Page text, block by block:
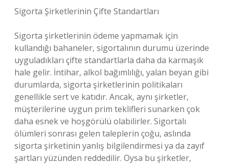
Sigorta Şirketlerinin Çifte Standartları
Sigorta şirketlerinin ödeme yapmamak için
kullandığı bahaneler, sigortalının durumu üzerinde
uyguladıkları çifte standartlarla daha da karmaşık
hale gelir. İntihar, alkol bağımlılığı, yalan beyan gibi
durumlarda, sigorta şirketlerinin politikaları
genellikle sert ve katıdır. Ancak, aynı şirketler,
müşterilerine uygun prim teklifleri sunarken çok
daha esnek ve hoşgörülü olabilirler. Sigortalı
ölümleri sonrası gelen taleplerin çoğu, aslında
sigorta şirketinin yanlış bilgilendirmesi ya da zayıf
şartları yüzünden reddedilir. Oysa bu şirketler,